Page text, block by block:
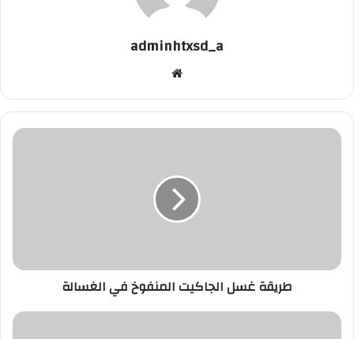
adminhtxsd_a
طريقة
طريقة غسل الجاكيت المنفوخ في الغسالة
طريقة